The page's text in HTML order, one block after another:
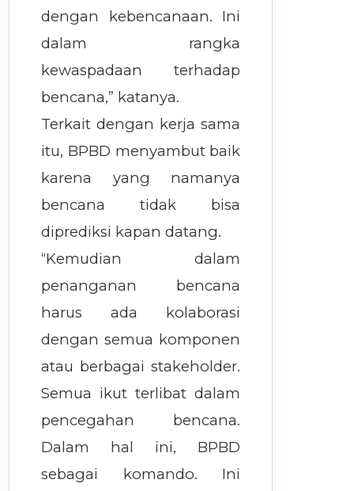
dengan kebencanaan. Ini
dalam rangka
kewaspadaan terhadap
bencana,” katanya.
Terkait dengan kerja sama
itu, BPBD menyambut baik
karena yang namanya
bencana tidak bisa
diprediksi kapan datang.
“Kemudian dalam
penanganan bencana
harus ada kolaborasi
dengan semua komponen
atau berbagai stakeholder.
Semua ikut terlibat dalam
pencegahan bencana.
Dalam hal ini, BPBD
sebagai komando. Ini